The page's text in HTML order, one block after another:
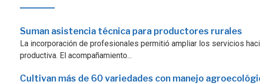
Suman asistencia técnica para productores rurales
La incorporación de profesionales permitió ampliar los servicios
productiva. El acompañamiento...
Cultivan más de 60 variedades con manejo